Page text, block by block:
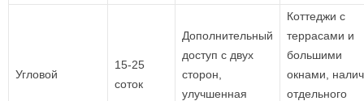
Угловой
15-25
соток
Дополнительный
доступ с двух
сторон,
улучшенная
Коттеджи с
террасами и
большими
окнами,
отдельного